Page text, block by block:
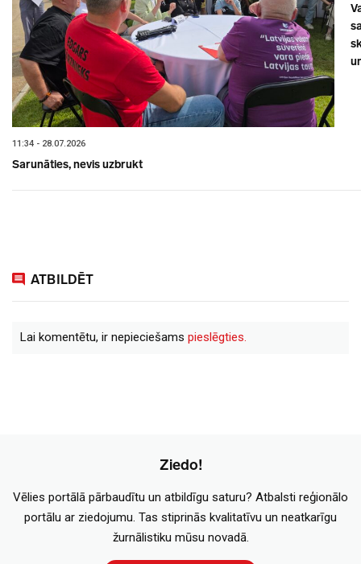
11:34 - 28.07.2026
Sarunāties, nevis uzbrukt
ATBILDĒT
Lai komentētu, ir nepieciešams pieslēgties.
Ziedo!
Vēlies portālā pārbaudītu un atbildīgu saturu? Atbalsti reģionālo
portālu ar ziedojumu. Tas stiprinās kvalitatīvu un neatkarīgu
žurnālistiku mūsu novadā.